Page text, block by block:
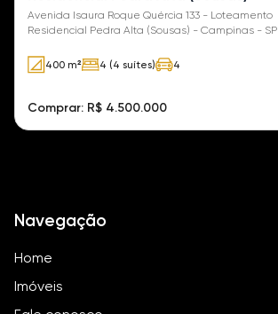
Avenida Isaura Roque Quércia 133 - Loteamento
Residencial Pedra Alta (Sousas) - Campinas - SP
400 m² 4 (4 suítes) 4
Comprar: R$ 4.500.000
Navegação
Home
Imóveis